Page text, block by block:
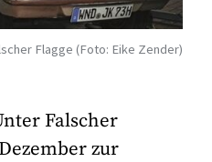
Flagge (Foto: Eike Zender)
Falscher
zur